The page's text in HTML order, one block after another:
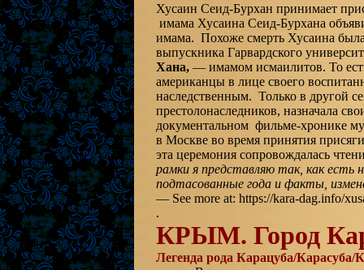
Хусаин Сеид-Бурхан принимает
имама Хусаина Сеид-Бурхана
имама. Похоже смерть Хусаина
выпускника Гарвардского
Хана,— имамом исмаилитов. То
американцы в лице своего
наследственным. Только в другой
престолонаследников, назначала
документальном фильме-хронике
в Москве во время принятия
эта церемония сопровождалась
рамки я представляю так, как есть
подтасованные года и факты,
— See more at: https://kara-dag.info/
.
КРЫМ. Город
Легенда рода Карацуба/Карасуба/